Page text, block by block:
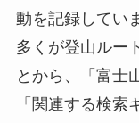
動を記録してい
多くが登山ルー
とから、「富
「関連する検索